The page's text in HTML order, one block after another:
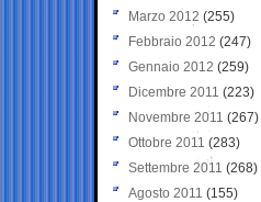
Marzo 2012 (255)
Febbraio 2012 (247)
Gennaio 2012 (259)
Dicembre 2011 (223)
Novembre 2011 (267)
Ottobre 2011 (283)
Settembre 2011 (268)
Agosto 2011 (155)